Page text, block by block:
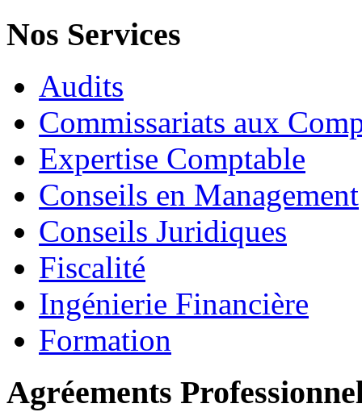
Nos Services
Audits
Commissariats aux
Expertise Comptable
Conseils en Management
Conseils Juridiques
Fiscalité
Ingénierie Financière
Formation
Agréements